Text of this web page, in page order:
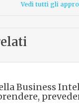
Vedi tutti gli
Business